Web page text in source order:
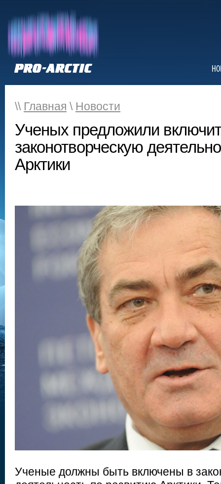
\\ Главная \ Новости
Ученых предложили
законотворческую
Арктики
Ученые должны быть включены в